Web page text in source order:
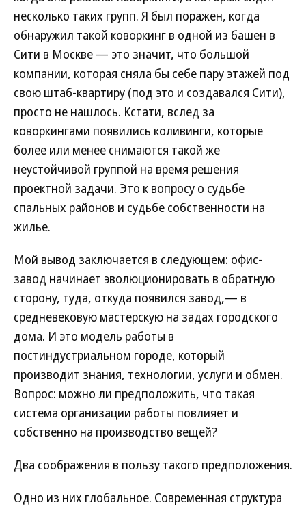
несколько таких групп. Я был поражен, когда
обнаружил такой коворкинг в одной из башен в
Сити в Москве — это значит, что большой
компании, которая сняла бы себе пару этажей под
свою штаб-квартиру (под это и создавался Сити),
просто не нашлось. Кстати, вслед за
коворкингами появились коливинги, которые
более или менее снимаются такой же
неустойчивой группой на время решения
проектной задачи. Это к вопросу о судьбе
спальных районов и судьбе собственности на
жилье.
Мой вывод заключается в следующем: офис-
завод начинает эволюционировать в обратную
сторону, туда, откуда появился завод,— в
средневековую мастерскую на задах городского
дома. И это модель работы в
постиндустриальном городе, который
производит знания, технологии, услуги и обмен.
Вопрос: можно ли предположить, что такая
система организации работы повлияет и
собственно на производство вещей?
Два соображения в пользу такого предположения.
Одно из них глобальное. Современная структура